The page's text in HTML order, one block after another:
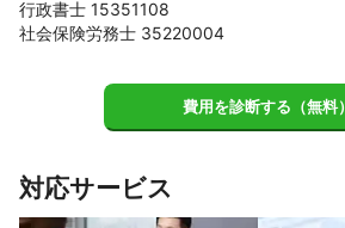
玉名市
菊陽町
熊本市
益城町 嘉島町
水巻町 芦屋町
小竹町
糸田町
行政書士 15351108
社会保険労務士 35220004
費用を診断する（無料）
対応サービス